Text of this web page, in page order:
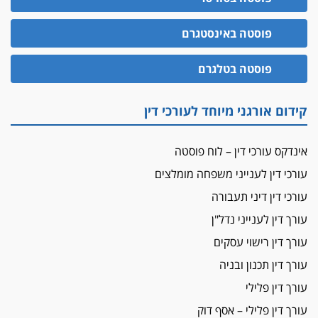
האופנוע חזר הביתה
עו"ד גיל פרידמן והרפתקאות אופנוע השטח שלו
הזכות לטנף
זוכה עורך-דין שהשווה את ברק לסינוואר ואת
מאסר לעורך הדין
פיקטיביות בשם פלסטינים
על המידתיות
ביה"ד המשמעתי ביטל השעיה לצמיתות של
עורכת-דין שהביעה שמחה ב-7 באוקטובר
אשם
עו"ד הלל בבייב הורשע בהונאת עשרות לקוחות,
ההסדר: 7-9 שנות מאסר
דין ומקרקעין
עורך דין ברמת השרון נחקר בחשד למרמה בעסקת
פוסטה באינסטגרם
פוסטה בטלגרם
קידום אורגני מיוחד לעורכי דין
אינדקס עורכי דין – לוח פוסטה
עורכי דין לענייני משפחה מומלצים
עורכי דין דיני תעבורה
עורך דין לענייני נדל"ן
עורך דין רישוי עסקים
עורך דין תכנון ובניה
עורך דין פלילי
עורך דין פלילי – אסף דוק